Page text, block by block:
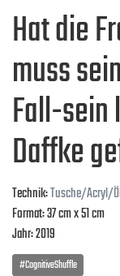
Hat die
muss
Fall-sein
Daffke
Technik:Tusche/Acryl/
Format: 37 cm x 51 cm
Jahr: 2019
#CognitiveShuffle